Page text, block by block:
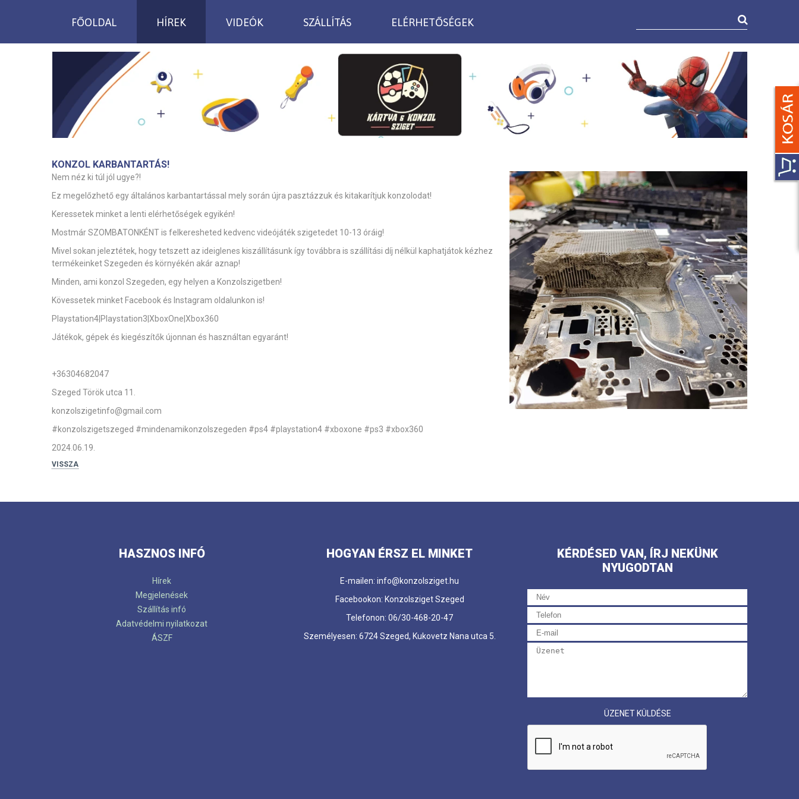
FŐOLDAL HÍREK VIDEÓK SZÁLLÍTÁS ELÉRHETŐSÉGEK
KONZOL KARBANTARTÁS!
Nem néz ki túl jól ugye?!
Ez megelőzhető egy általános karbantartással mely során újra pasztázzuk és kitakarítjuk konzolodat!
Keressetek minket a lenti elérhetőségek egyikén!
Mostmár SZOMBATONKÉNT is felkeresheted kedvenc videójáték szigetedet 10-13 óráig!
Mivel sokan jeleztétek, hogy tetszett az ideiglenes kiszállításunk így továbbra is szállítási díj nélkül kaphatjátok kézhez
termékeinket Szegeden és környékén akár aznap!
Minden, ami konzol Szegeden, egy helyen a Konzolszigetben!
Kövessetek minket Facebook és Instagram oldalunkon is!
Playstation4|Playstation3|XboxOne|Xbox360
Játékok, gépek és kiegészítők újonnan és használtan egyaránt!
+36304682047
Szeged Török utca 11.
konzolszigetinfo@gmail.com
#konzolszigetszeged #mindenamikonzolszegeden #ps4 #playstation4 #xboxone #ps3 #xbox360
2024.06.19.
VISSZA
HASZNOS INFÓ
Hírek
Megjelenések
Szállítás infó
Adatvédelmi nyilatkozat
ÁSZF
HOGYAN ÉRSZ EL MINKET
E-mailen: info@konzolsziget.hu
Facebookon: Konzolsziget Szeged
Telefonon: 06/30-468-20-47
Személyesen: 6724 Szeged, Kukovetz Nana utca 5.
KÉRDÉSED VAN, ÍRJ NEKÜNK
NYUGODTAN
ÜZENET KÜLDÉSE